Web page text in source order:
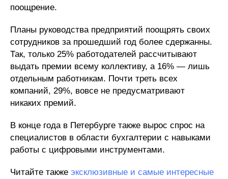
поощрение.
Планы руководства предприятий поощрять своих
сотрудников за прошедший год более сдержанны.
Так, только 25% работодателей рассчитывают
выдать премии всему коллективу, а 16% — лишь
отдельным работникам. Почти треть всех
компаний, 29%, вовсе не предусматривают
никаких премий.
В конце года в Петербурге также вырос спрос на
специалистов в области бухгалтерии с навыками
работы с цифровыми инструментами.
Читайте также эксклюзивные и самые интересные